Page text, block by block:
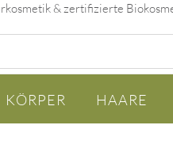
& zertifizierte
KÖRPER HAARE